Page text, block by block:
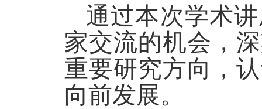
通过本次学术
家交流的机会，
重要研究方向，
向前发展。